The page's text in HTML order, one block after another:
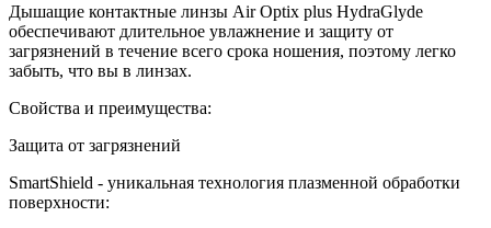
Дышащие контактные линзы Air Optix plus HydraGlyde
обеспечивают длительное увлажнение и защиту от
загрязнений в течение всего срока ношения, поэтому легко
забыть, что вы в линзах.
Свойства и преимущества:
Защита от загрязнений
SmartShield - уникальная технология плазменной обработки
поверхности: